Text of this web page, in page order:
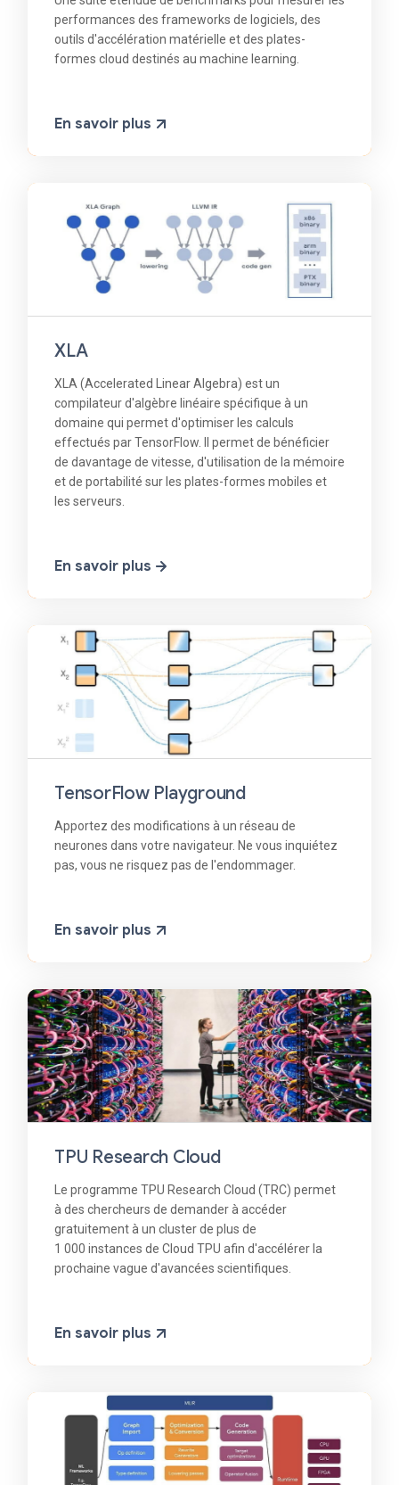
performances des frameworks de logiciels, des
outils d'accélération matérielle et des plates-
formes cloud destinés au machine learning.
En savoir plus
XLA
XLA (Accelerated Linear Algebra) est un
compilateur d'algèbre linéaire spécifique à un
domaine qui permet d'optimiser les calculs
effectués par TensorFlow. Il permet de bénéficier
de davantage de vitesse, d'utilisation de la mémoire
et de portabilité sur les plates-formes mobiles et
les serveurs.
En savoir plus
TensorFlow Playground
Apportez des modifications à un réseau de
neurones dans votre navigateur. Ne vous inquiétez
pas, vous ne risquez pas de l'endommager.
En savoir plus
TPU Research Cloud
Le programme TPU Research Cloud (TRC) permet
à des chercheurs de demander à accéder
gratuitement à un cluster de plus de
1 000 instances de Cloud TPU afin d'accélérer la
prochaine vague d'avancées scientifiques.
En savoir plus